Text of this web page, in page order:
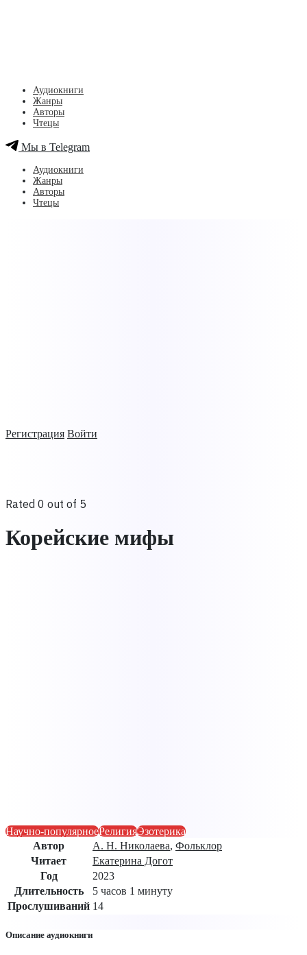
Регистрация Войти
Аудиокниги
Жанры
Авторы
Чтецы
Мы в Telegram
Аудиокниги
Жанры
Авторы
Чтецы
Rated 0 out of 5
Корейские мифы
Научно-популярноеРелигияЭзотерика
Автор
А. Н. Николаева, Фольклор
Читает
Екатерина Догот
Год
2023
Длительность
5 часов 1 минуту
Прослушиваний 14
Описание аудиокниги